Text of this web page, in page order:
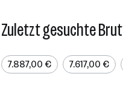
Zuletzt gesuchte
7.887,00 € 7.617,00 €